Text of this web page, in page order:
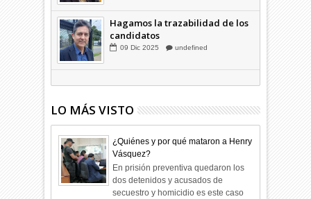
Hagamos la trazabilidad de los
candidatos
LO MÁS VISTO
¿Quiénes y por qué mataron a Henry
Vásquez?
En prisión preventiva quedaron los
dos detenidos y acusados de
secuestro y homicidio es este caso